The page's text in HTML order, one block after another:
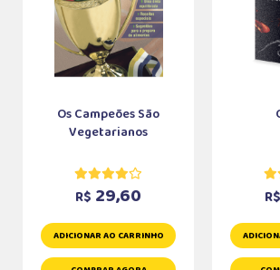
Os Campeões São
Vegetarianos
R$ 29,60
ADICIONAR AO CARRINHO
R$